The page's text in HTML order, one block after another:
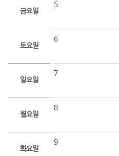
금요일
5
토요일
6
일요일
7
월요일
8
화요일
9